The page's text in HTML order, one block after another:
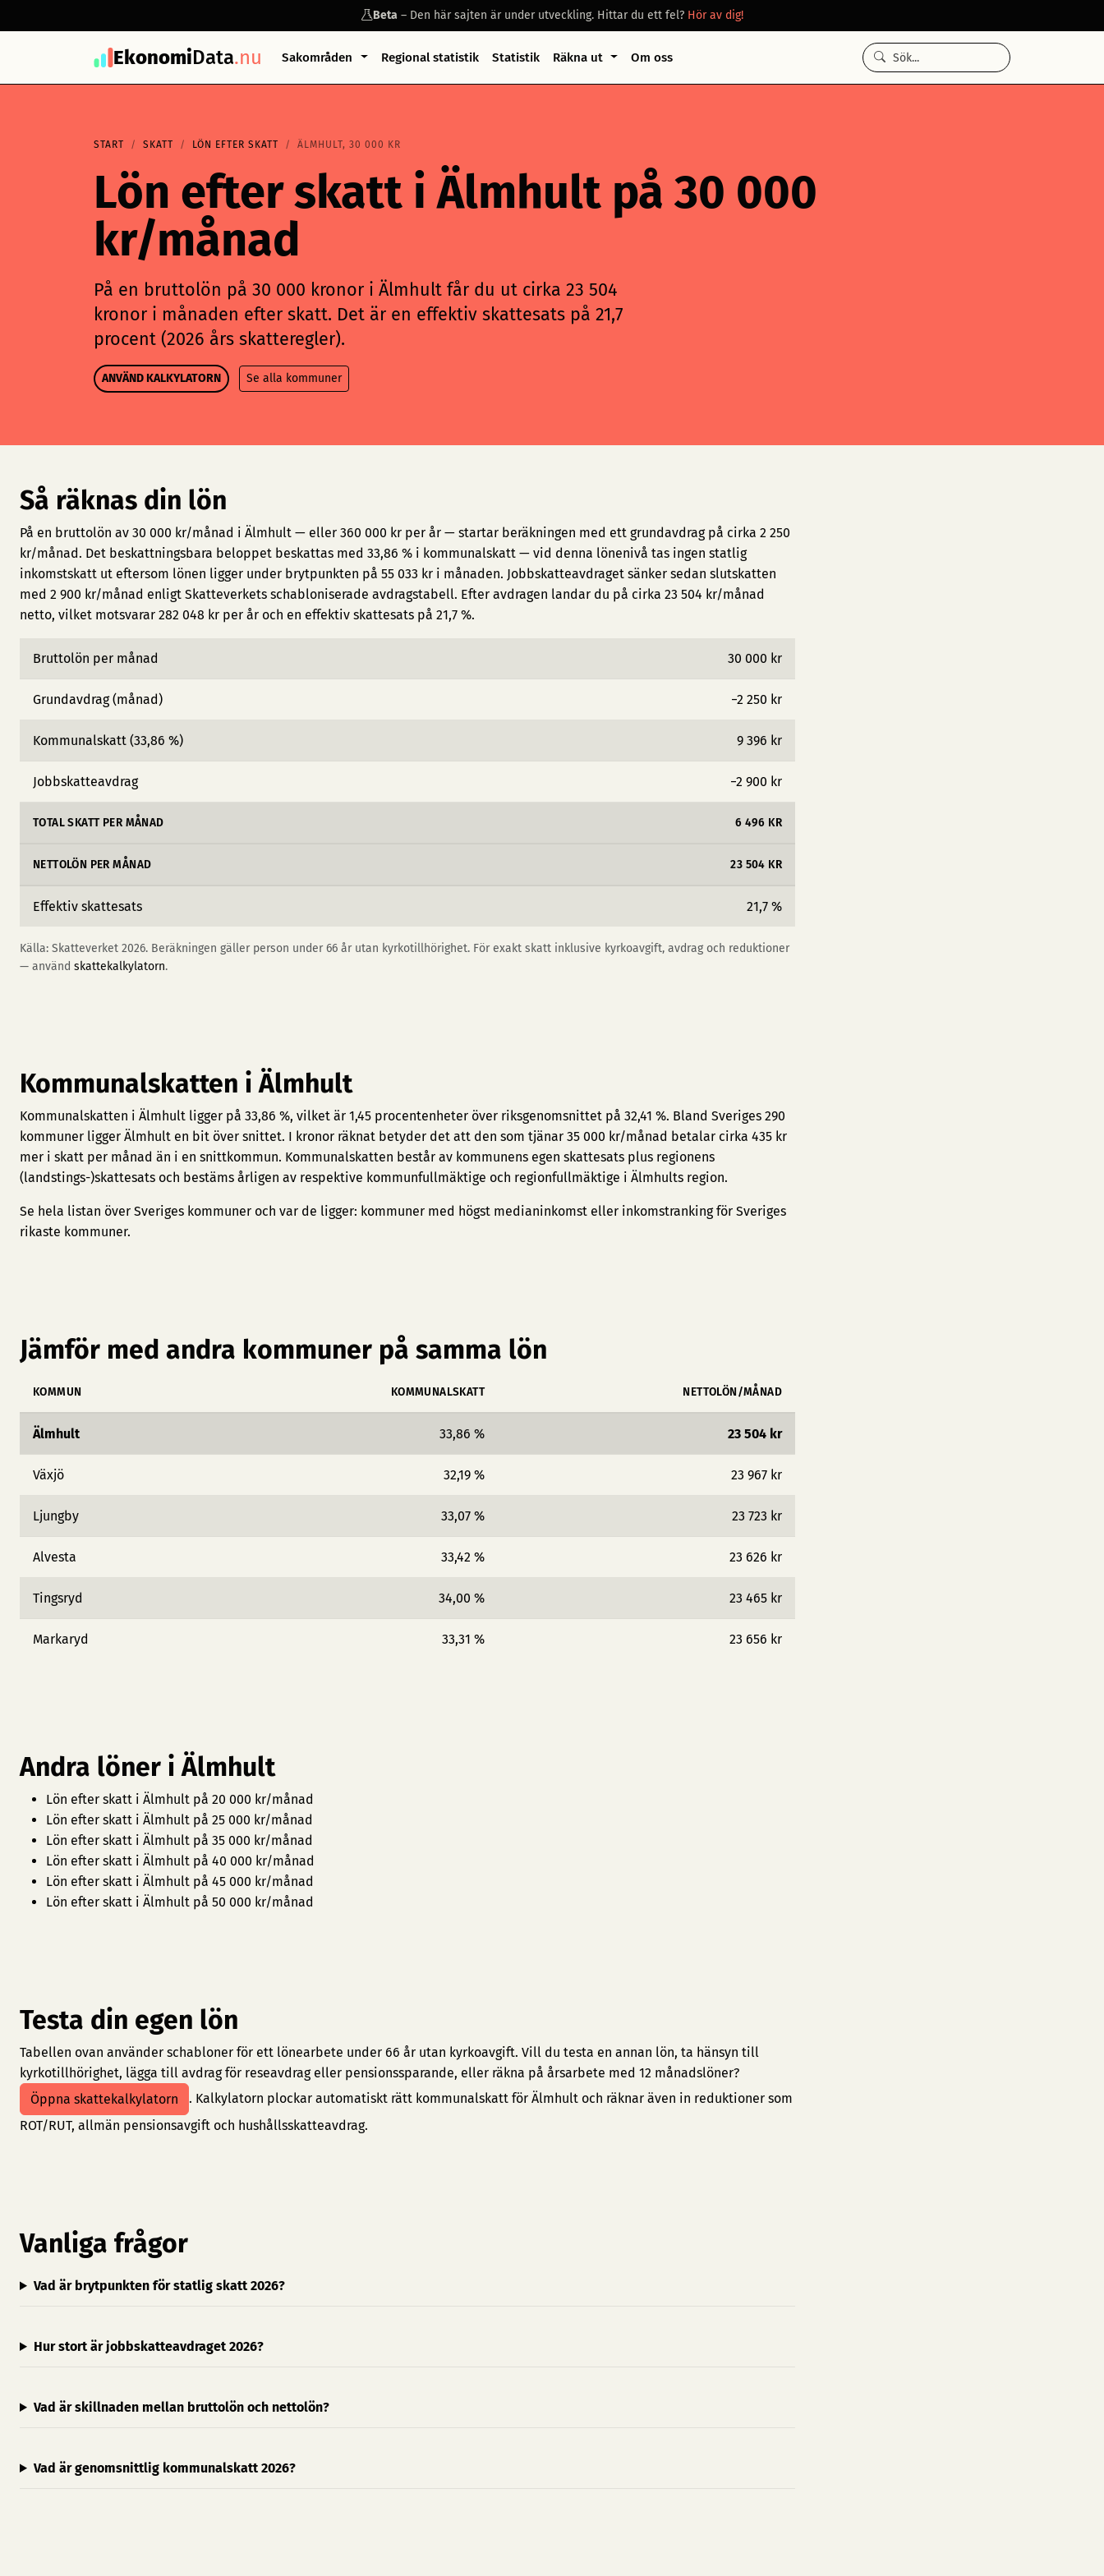
Beta– Den här sajten är under utveckling. Hittar du ett fel? Hör av dig!
EkonomiData.nu Sakområden Regional statistik Statistik Räkna ut Om oss
START SKATT LÖN EFTER SKATT ÄLMHULT, 30 000 KR
Lön efter skatt i Älmhult på 30 000
kr/månad
På en bruttolön på 30 000 kronor i Älmhult får du ut cirka 23 504
kronor i månaden efter skatt. Det är en effektiv skattesats på 21,7
procent (2026 års skatteregler).
ANVÄND KALKYLATORN Se alla kommuner
Så räknas din lön
På en bruttolön av 30 000 kr/månad i Älmhult — eller 360 000 kr per år — startar beräkningen med ett grundavdrag på cirka 2 250
kr/månad. Det beskattningsbara beloppet beskattas med 33,86 % i kommunalskatt — vid denna lönenivå tas ingen statlig
inkomstskatt ut eftersom lönen ligger under brytpunkten på 55 033 kr i månaden. Jobbskatteavdraget sänker sedan slutskatten
med 2 900 kr/månad enligt Skatteverkets schabloniserade avdragstabell. Efter avdragen landar du på cirka 23 504 kr/månad
netto, vilket motsvarar 282 048 kr per år och en effektiv skattesats på 21,7 %.
Bruttolön per månad 30 000 kr
Grundavdrag (månad) −2 250 kr
Kommunalskatt (33,86 %) 9 396 kr
Jobbskatteavdrag −2 900 kr
TOTAL SKATT PER MÅNAD 6 496 KR
NETTOLÖN PER MÅNAD 23 504 KR
Effektiv skattesats 21,7 %
Källa: Skatteverket 2026. Beräkningen gäller person under 66 år utan kyrkotillhörighet. För exakt skatt inklusive kyrkoavgift, avdrag och reduktioner
— använd skattekalkylatorn.
Kommunalskatten i Älmhult
Kommunalskatten i Älmhult ligger på 33,86 %, vilket är 1,45 procentenheter över riksgenomsnittet på 32,41 %. Bland Sveriges 290
kommuner ligger Älmhult en bit över snittet. I kronor räknat betyder det att den som tjänar 35 000 kr/månad betalar cirka 435 kr
mer i skatt per månad än i en snittkommun. Kommunalskatten består av kommunens egen skattesats plus regionens
(landstings-)skattesats och bestäms årligen av respektive kommunfullmäktige och regionfullmäktige i Älmhults region.
Se hela listan över Sveriges kommuner och var de ligger: kommuner med högst medianinkomst eller inkomstranking för Sveriges
rikaste kommuner.
Jämför med andra kommuner på samma lön
KOMMUN KOMMUNALSKATT NETTOLÖN/MÅNAD
Älmhult 33,86 % 23 504 kr
Växjö 32,19 % 23 967 kr
Ljungby 33,07 % 23 723 kr
Alvesta 33,42 % 23 626 kr
Tingsryd 34,00 % 23 465 kr
Markaryd 33,31 % 23 656 kr
Andra löner i Älmhult
Lön efter skatt i Älmhult på 20 000 kr/månad
Lön efter skatt i Älmhult på 25 000 kr/månad
Lön efter skatt i Älmhult på 35 000 kr/månad
Lön efter skatt i Älmhult på 40 000 kr/månad
Lön efter skatt i Älmhult på 45 000 kr/månad
Lön efter skatt i Älmhult på 50 000 kr/månad
Testa din egen lön
Tabellen ovan använder schabloner för ett lönearbete under 66 år utan kyrkoavgift. Vill du testa en annan lön, ta hänsyn till
kyrkotillhörighet, lägga till avdrag för reseavdrag eller pensionssparande, eller räkna på årsarbete med 12 månadslöner?
Öppna skattekalkylatorn
. Kalkylatorn plockar automatiskt rätt kommunalskatt för Älmhult och räknar även in reduktioner som
ROT/RUT, allmän pensionsavgift och hushållsskatteavdrag.
Vanliga frågor
Vad är brytpunkten för statlig skatt 2026?
Hur stort är jobbskatteavdraget 2026?
Vad är skillnaden mellan bruttolön och nettolön?
Vad är genomsnittlig kommunalskatt 2026?